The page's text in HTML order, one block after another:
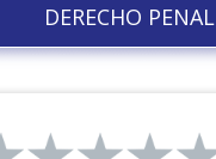
DERECHO PENAL